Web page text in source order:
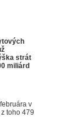
strát
miliárd
v
toho 479